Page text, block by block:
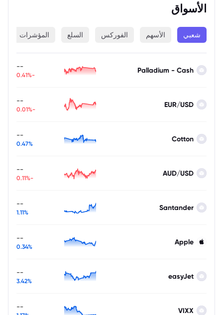
الأسواق
شعبي الأسهم الفوركس السلع المؤشرات
Palladium - Cash
--
-0.41%
EUR/USD
--
-0.01%
Cotton
--
0.47%
AUD/USD
--
-0.11%
Santander
--
1.11%
Apple
--
0.34%
easyJet
--
3.42%
VIXX
--